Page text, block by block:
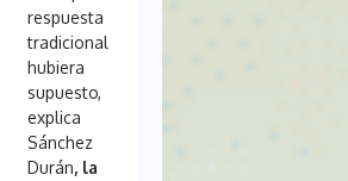
respuesta
tradicional
hubiera
supuesto,
explica
Sánchez
Durán, la